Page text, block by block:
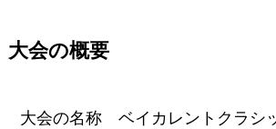
大会の概要
大会の名称 ベイカレントクラシ